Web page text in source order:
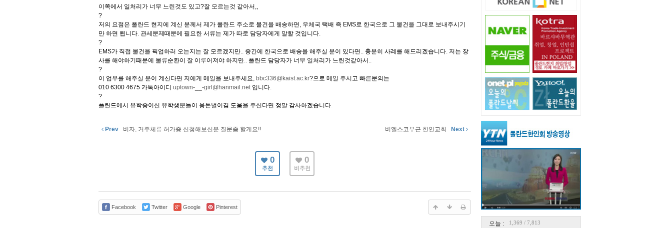
오늘 : 1,369 / 7,813
이쪽에서 일처리가 너무 느린것도 있고?잘 모르는것 같아서,,
?
저의 요점은 폴란드 현지에 계신 분께서 제가 폴란드 주소로 물건을 배송하면, 우체국 택배 즉 EMS로 한국으로 그 물건을 그대로 보내주시기
만 하면 됩니다. 관세문제때문에 필요한 서류는 제가 따로 담당자에게 말할 것입니다.
?
EMS가 직접 물건을 픽업하러 오는지는 잘 모르겠지만.. 중간에 한국으로 배송을 해주실 분이 있다면.. 충분히 사례를 해드리겠습니다. 저는 장
사를 해야하기때문에 물류순환이 잘 이루어져야 하지만.. 폴란드 담당자가 너무 일처리가 느린것같아서..
?
이 업무를 해주실 분이 계신다면 저에게 메일을 보내주세요, bbc336@kaist.ac.kr?으로 메일 주시고 빠른문의는
010 6300 4675 카톡아이디 uptown-__-girl@hanmail.net입니다.
?
폴란드에서 유학중이신 유학생분들이 용돈벌이겸 도움을 주신다면 정말 감사하겠습니다.
Prev 비자, 거주체류 허가증 신청해보신분 질문좀 할게요!! 비엘스코부근 한인교회 Next
0
추천
0
비추천
Facebook Twitter Google Pinterest